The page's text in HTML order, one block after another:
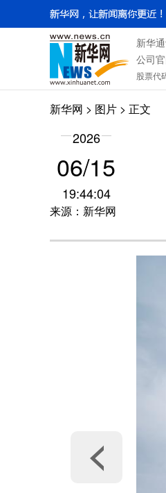
新华
公司官
股票代
新华网 > 图片 > 正文
2026
06/15
19:44:04
来源：新华网